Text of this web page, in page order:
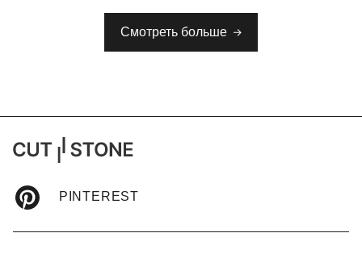
Смотреть больше
PINTEREST